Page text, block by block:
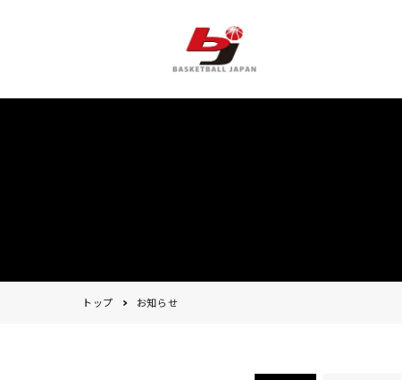
トップ お知らせ